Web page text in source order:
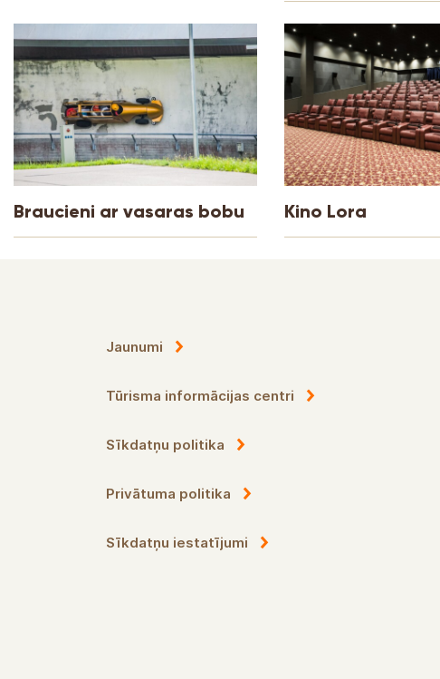
Braucieni ar vasaras bobu Kino Lora
Jaunumi
Tūrisma informācijas centri
Sīkdatņu politika
Privātuma politika
Sīkdatņu iestatījumi